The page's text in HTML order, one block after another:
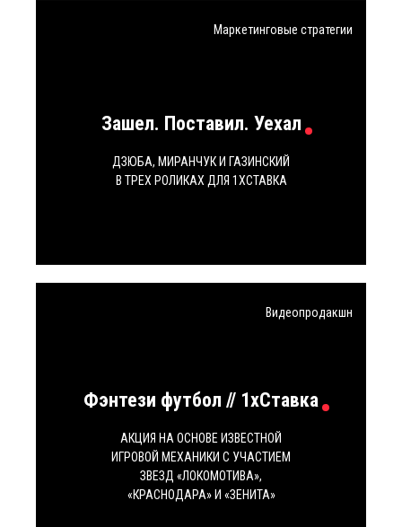
Зашел. Поставил. Уехал
ДЗЮБА, МИРАНЧУК И ГАЗИНСКИЙ
В ТРЕХ РОЛИКАХ ДЛЯ 1ХСТАВКА
Маркетинговые стратегии
Фэнтези футбол // 1xСтавка
АКЦИЯ НА ОСНОВЕ ИЗВЕСТНОЙ
ИГРОВОЙ МЕХАНИКИ С УЧАСТИЕМ
ЗВЕЗД «ЛОКОМОТИВА»,
«КРАСНОДАРА» И «ЗЕНИТА»
Видеопродакшн